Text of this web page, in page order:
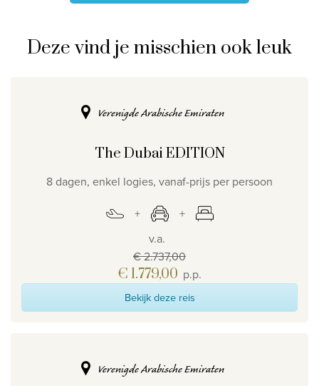
Deze vind je misschien ook leuk
Verenigde Arabische Emiraten
The Dubai EDITION
8 dagen, enkel logies, vanaf-prijs per persoon
v.a.
€ 2.737,00
€ 1.779,00 p.p.
Bekijk deze reis
Verenigde Arabische Emiraten